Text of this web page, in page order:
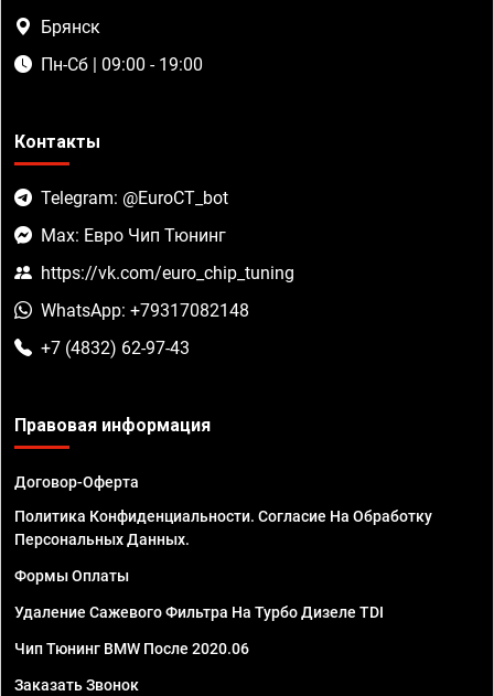
Брянск
Пн-Сб | 09:00 - 19:00
Контакты
Telegram: @EuroCT_bot
Max: Евро Чип Тюнинг
https://vk.com/euro_chip_tuning
WhatsApp: +79317082148
+7 (4832) 62-97-43
Правовая информация
Договор-Оферта
Политика Конфиденциальности. Согласие На Обработку
Персональных Данных.
Формы Оплаты
Удаление Сажевого Фильтра На Турбо Дизеле TDI
Чип Тюнинг BMW После 2020.06
Заказать Звонок